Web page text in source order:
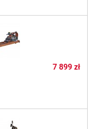
7 899 zł